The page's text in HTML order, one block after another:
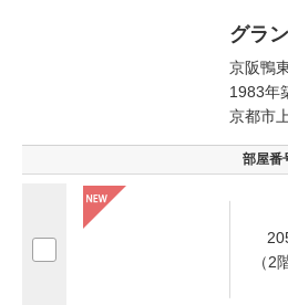
グラ
京阪鴨
1983年
京都市
部屋番
（2